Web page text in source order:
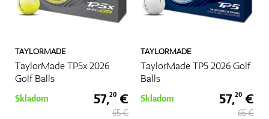
TAYLORMADE
TaylorMade TP5x 2026
Golf Balls
Skladom 57,20 €
65 €
TAYLORMADE
TaylorMade TP5 2026 Golf
Balls
Skladom 57,20 €
65 €